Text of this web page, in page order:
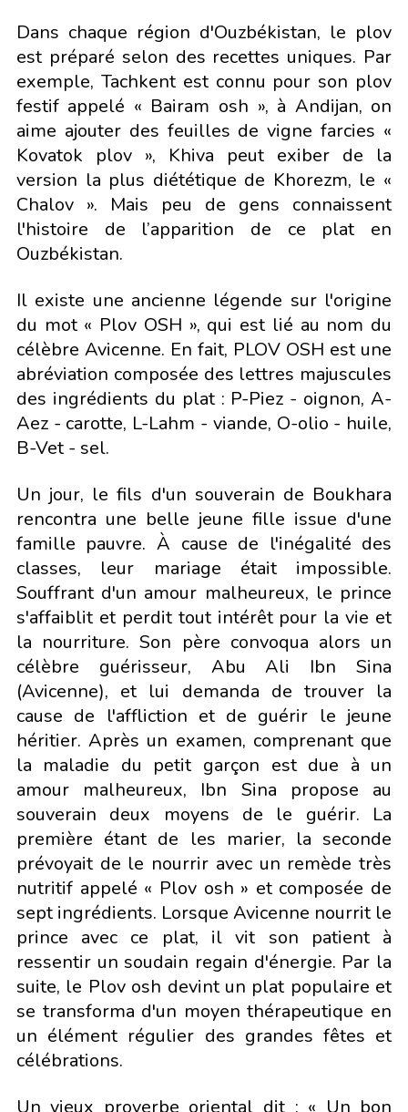
Dans chaque région d'Ouzbékistan, le plov
est préparé selon des recettes uniques. Par
exemple, Tachkent est connu pour son plov
festif appelé « Bairam osh », à Andijan, on
aime ajouter des feuilles de vigne farcies «
Kovatok plov », Khiva peut exiber de la
version la plus diététique de Khorezm, le «
Chalov ». Mais peu de gens connaissent
l'histoire de l’apparition de ce plat en
Ouzbékistan.
Il existe une ancienne légende sur l'origine
du mot « Plov OSH », qui est lié au nom du
célèbre Avicenne. En fait, PLOV OSH est une
abréviation composée des lettres majuscules
des ingrédients du plat : P-Piez - oignon, A-
Aez - carotte, L-Lahm - viande, O-olio - huile,
B-Vet - sel.
Un jour, le fils d'un souverain de Boukhara
rencontra une belle jeune fille issue d'une
famille pauvre. À cause de l'inégalité des
classes, leur mariage était impossible.
Souffrant d'un amour malheureux, le prince
s'affaiblit et perdit tout intérêt pour la vie et
la nourriture. Son père convoqua alors un
célèbre guérisseur, Abu Ali Ibn Sina
(Avicenne), et lui demanda de trouver la
cause de l'affliction et de guérir le jeune
héritier. Après un examen, comprenant que
la maladie du petit garçon est due à un
amour malheureux, Ibn Sina propose au
souverain deux moyens de le guérir. La
première étant de les marier, la seconde
prévoyait de le nourrir avec un remède très
nutritif appelé « Plov osh » et composée de
sept ingrédients. Lorsque Avicenne nourrit le
prince avec ce plat, il vit son patient à
ressentir un soudain regain d'énergie. Par la
suite, le Plov osh devint un plat populaire et
se transforma d'un moyen thérapeutique en
un élément régulier des grandes fêtes et
célébrations.